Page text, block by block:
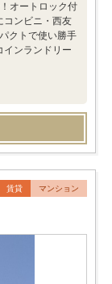
オートロック付
ンビニ・西友
クトで使い勝手
インランドリー
賃貸 マンション